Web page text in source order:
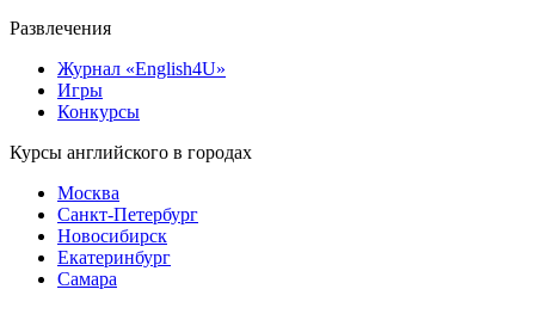
Развлечения
Журнал «English4U»
Игры
Конкурсы
Курсы английского в городах
Москва
Санкт-Петербург
Новосибирск
Екатеринбург
Самара